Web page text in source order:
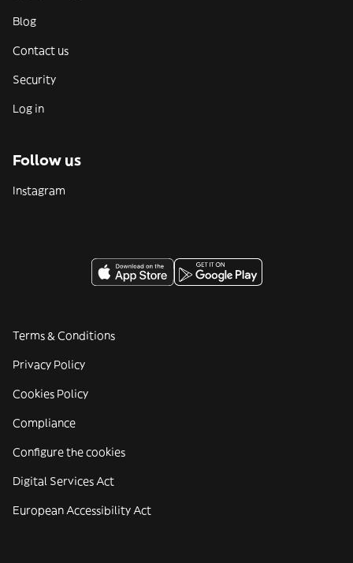
Blog
Contact us
Security
Log in
Follow us
Instagram
Terms & Conditions
Privacy Policy
Cookies Policy
Compliance
Configure the cookies
Digital Services Act
European Accessibility Act